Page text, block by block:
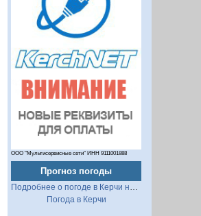
ООО "Мультисервисные сети" ИНН 9111001888
Прогноз погоды
Подробнее о погоде в Керчи на 2 недели
Погода в Керчи